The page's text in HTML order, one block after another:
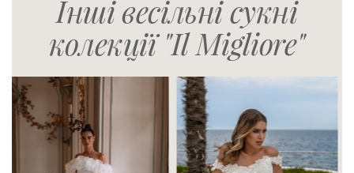
Інші весільні сукні
колекції "Il Migliore"